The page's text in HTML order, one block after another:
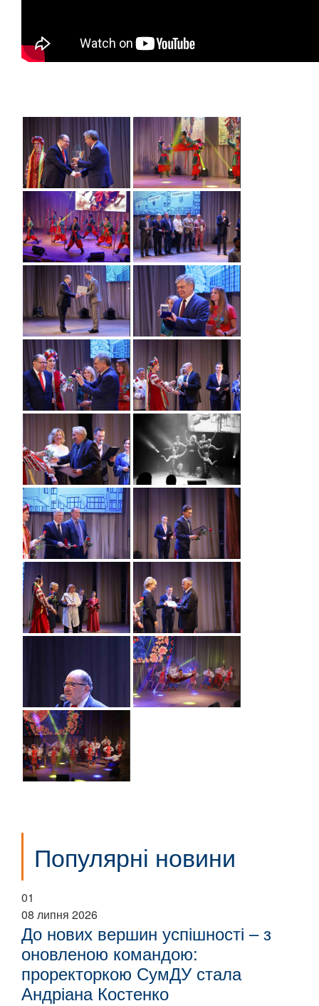
Популярні новини
01
08 липня 2026
До нових вершин успішності – з
оновленою командою:
проректоркою СумДУ стала
Андріана Костенко